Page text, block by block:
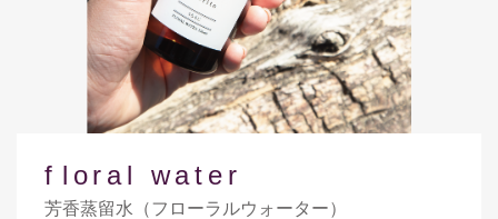
f loral water
芳香蒸留水（フローラルウォーター）